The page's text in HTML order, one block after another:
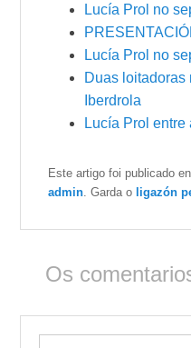
Lucía Prol no
Lucía Prol no
Duas loitadoras
Iberdrola
Lucía Prol entre
Este artigo foi publicado en
admin . Garda o ligazón
Os